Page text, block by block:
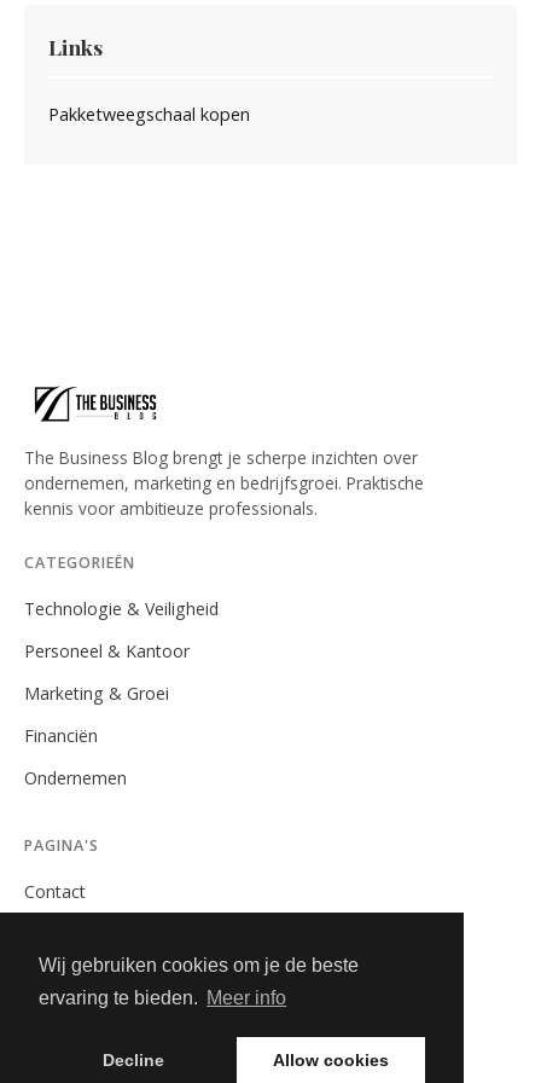
Wij gebruiken cookies om je de beste
ervaring te bieden. Meer info
Decline Allow cookies
Links
Pakketweegschaal kopen
The Business Blog brengt je scherpe inzichten over
ondernemen, marketing en bedrijfsgroei. Praktische
kennis voor ambitieuze professionals.
CATEGORIEËN
Technologie & Veiligheid
Personeel & Kantoor
Marketing & Groei
Financiën
Ondernemen
PAGINA'S
Contact
Algemene Voorwaarden